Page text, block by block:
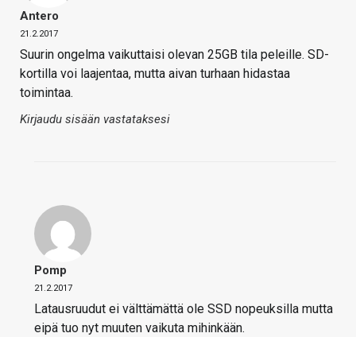
Antero
21.2.2017
Suurin ongelma vaikuttaisi olevan 25GB tila peleille. SD-
kortilla voi laajentaa, mutta aivan turhaan hidastaa
toimintaa.
Kirjaudu sisään vastataksesi
Pomp
21.2.2017
Latausruudut ei välttämättä ole SSD nopeuksilla mutta
eipä tuo nyt muuten vaikuta mihinkään.